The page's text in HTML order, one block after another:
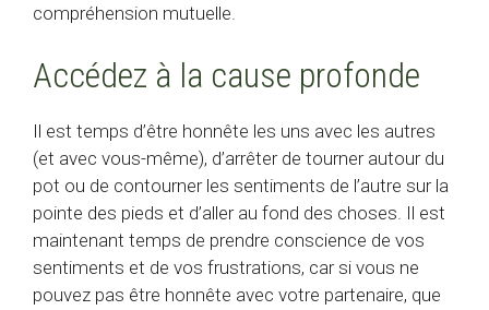
compréhension mutuelle.
Accédez à la cause profonde
Il est temps d’être honnête les uns avec les autres
(et avec vous-même), d’arrêter de tourner autour du
pot ou de contourner les sentiments de l’autre sur la
pointe des pieds et d’aller au fond des choses. Il est
maintenant temps de prendre conscience de vos
sentiments et de vos frustrations, car si vous ne
pouvez pas être honnête avec votre partenaire, que